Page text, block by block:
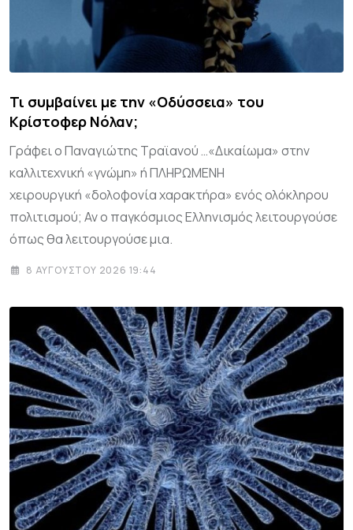
Τι συμβαίνει με την «Οδύσσεια» του
Κρίστοφερ Νόλαν;
Γράφει ο Παναγιώτης Τραϊανού …«Δικαίωμα» στην
καλλιτεχνική «γνώμη» ή ΠΛΗΡΩΜΕΝΗ
χειρουργική «δολοφονία χαρακτήρα» ενός ολόκληρου
πολιτισμού; Αν ο παγκόσμιος Ελληνισμός λειτουργούσε
όπως θα λειτουργούσε μια.
8 ΑΥΓΟΎΣΤΟΥ 2026 19:44